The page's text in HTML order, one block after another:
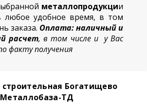
металлопродукции
любое удобное время, в том
заказа. Оплата: наличный и
расчет, в том числе и у Вас
факту получения
Богатищево
Металлобаза-ТД